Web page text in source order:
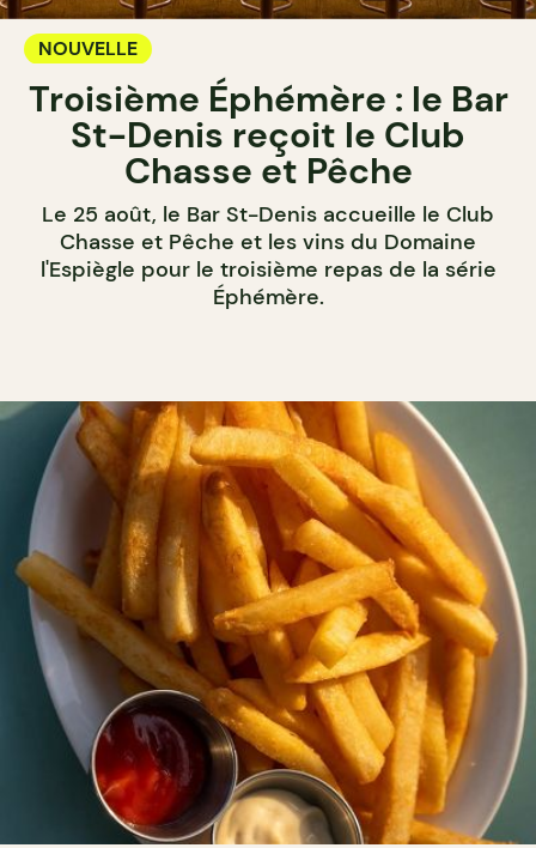
NOUVELLE
Troisième Éphémère : le Bar
St-Denis reçoit le Club
Chasse et Pêche
Le 25 août, le Bar St-Denis accueille le Club
Chasse et Pêche et les vins du Domaine
l'Espiègle pour le troisième repas de la série
Éphémère.